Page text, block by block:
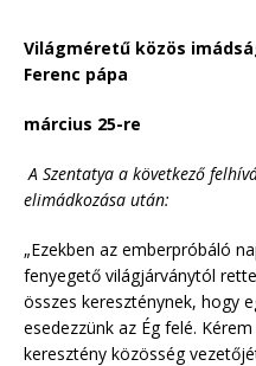
Világméretű közös
Ferenc pápa
március 25-re
A Szentatya a következő
elimádkozása után:
„Ezekben az emberpróbáló
fenyegető világjárványtól
összes kereszténynek, hogy
esedezzünk az Ég felé.
keresztény közösség